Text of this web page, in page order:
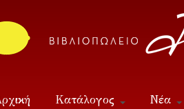
Κατάλογος Νέα